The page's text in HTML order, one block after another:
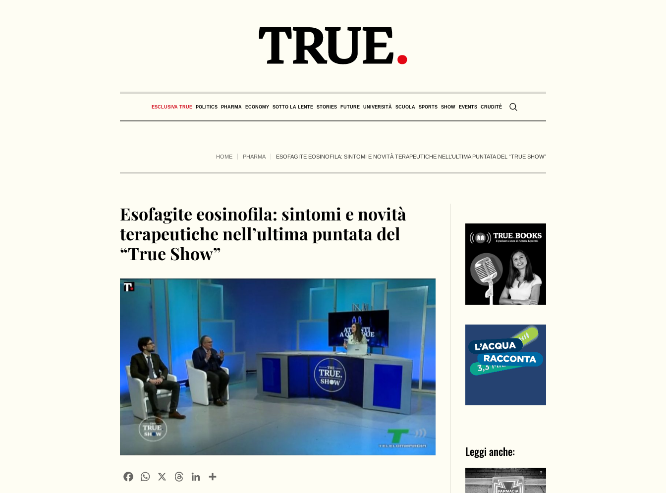
ESCLUSIVA TRUE POLITICS PHARMA ECONOMY SOTTO LA LENTE STORIES FUTURE UNIVERSITÀ SCUOLA SPORTS SHOW EVENTS CRUDITÈ
HOME PHARMA ESOFAGITE EOSINOFILA: SINTOMI E NOVITÀ TERAPEUTICHE NELL’ULTIMA PUNTATA DEL “TRUE SHOW”
Esofagite eosinofila: sintomi e novità
terapeutiche nell’ultima puntata del
“True Show”
FacebookWhatsApp ThreadsLinkedIn
Leggi anche: